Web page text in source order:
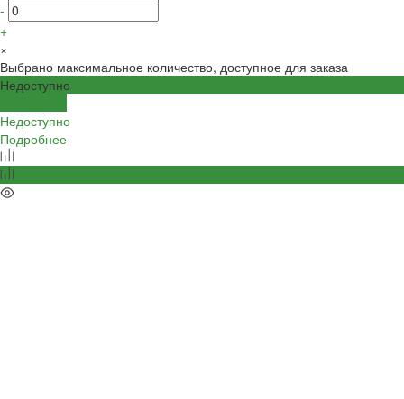
-
+
×
Выбрано максимальное количество, доступное для заказа
Недоступно
Недоступно
Подробнее